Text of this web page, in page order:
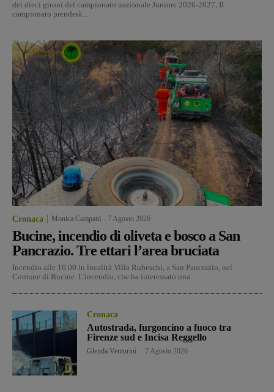
dei dieci gironi del campionato nazionale Juniore 2026-2027, Il
campionato prenderà...
Cronaca Monica Campani 7 Agosto 2026
Bucine, incendio di oliveta e bosco a San
Pancrazio. Tre ettari l’area bruciata
Incendio alle 16.00 in località Villa Rubeschi, a San Pancrazio, nel
Comune di Bucine. L'incendio, che ha interessato una...
Cronaca
Autostrada, furgoncino a fuoco tra
Firenze sud e Incisa Reggello
Glenda Venturini 7 Agosto 2026